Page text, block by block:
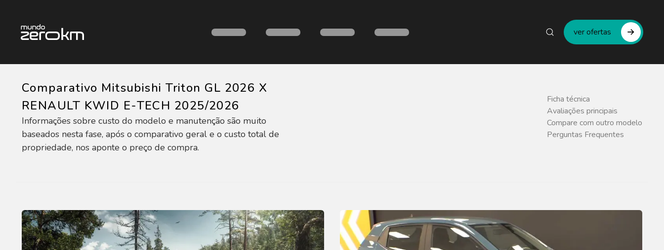
ver ofertas
Comparativo Mitsubishi Triton GL 2026 X
RENAULT KWID E-TECH 2025/2026
Informações sobre custo do modelo e manutenção são muito
baseados nesta fase, após o comparativo geral e o custo total de
propriedade, nos aponte o preço de compra.
Ficha técnica
Avaliações principais
Compare com outro modelo
Perguntas Frequentes